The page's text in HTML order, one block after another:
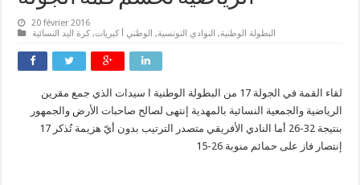
20 février 2016
البطولة الوطنية, النوادي التونسية, الوطني أ كبريات, كرة اليد النسائية
لقاء القمة في الجولة 17 من البطولة الوطنية ا سيدات الذي جمع مقرين
الرياضية والجمعية النسائية بالمهدية إنتهى لصالح صاحبات الأرض والجمهور
بنتيجة 32-26 أما النادي الأفريقي متصدر الترتيب
بدون أيّ هزيمة تُذكر 17
إنتصار فاز على حمائم منوبة 26-15